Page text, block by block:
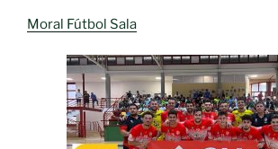
Moral Fútbol Sala